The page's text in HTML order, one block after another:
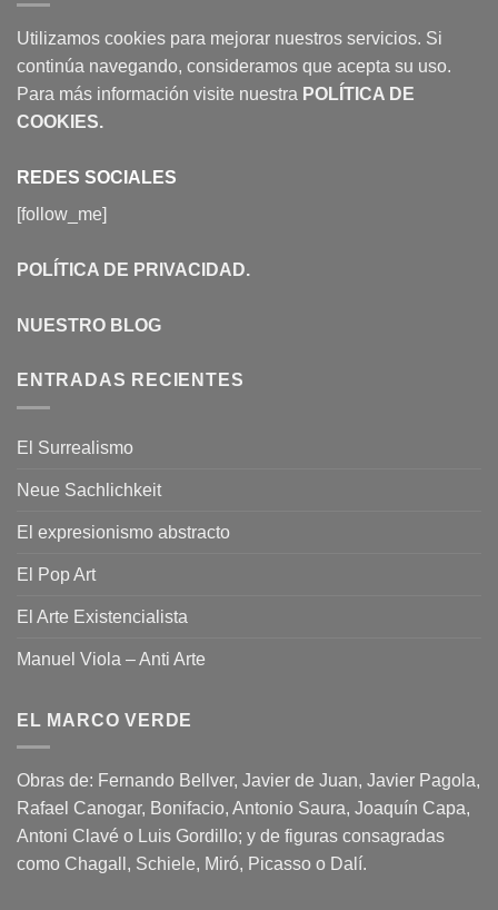
Utilizamos cookies para mejorar nuestros servicios. Si
continúa navegando, consideramos que acepta su uso.
Para más información visite nuestra POLÍTICA DE
COOKIES.
REDES SOCIALES
[follow_me]
POLÍTICA DE PRIVACIDAD.
NUESTRO BLOG
ENTRADAS RECIENTES
El Surrealismo
Neue Sachlichkeit
El expresionismo abstracto
El Pop Art
El Arte Existencialista
Manuel Viola – Anti Arte
EL MARCO VERDE
Obras de: Fernando Bellver, Javier de Juan, Javier Pagola,
Rafael Canogar, Bonifacio, Antonio Saura, Joaquín Capa,
Antoni Clavé o Luis Gordillo; y de figuras consagradas
como Chagall, Schiele, Miró, Picasso o Dalí.